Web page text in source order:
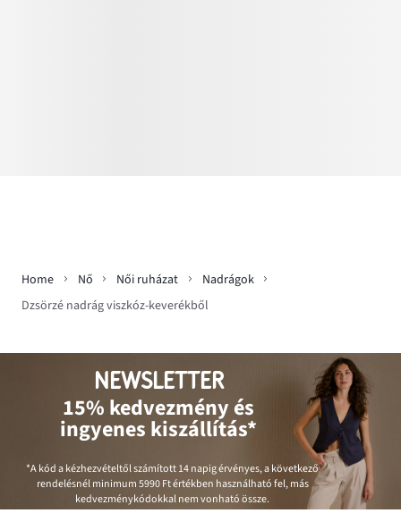
Home Nő Női ruházat
Nadrágok
Dzsörzé nadrág viszkóz-keverékből
NEWSLETTER
15% kedvezmény és
ingyenes kiszállítás*
*A kód a kézhezvételtől számított 14 napig érvényes, a következő
rendelésnél minimum5990 Ftértékben használható fel, más
kedvezménykódokkal nem vonható össze.